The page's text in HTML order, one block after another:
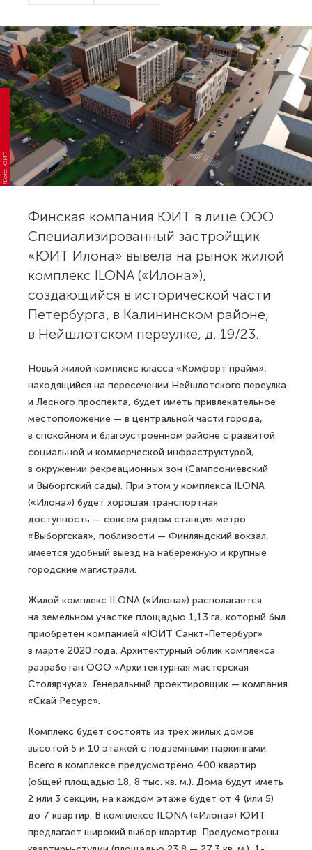
Фото: ЮИТ
Финская компания ЮИТ в лице ООО
Специализированный застройщик
«ЮИТ Илона» вывела на рынок жилой
комплекс ILONA («Илона»),
создающийся в исторической части
Петербурга, в Калининском районе,
в Нейшлотском переулке, д. 19/23.
Новый жилой комплекс класса «Комфорт прайм»,
находящийся на пересечении Нейшлотского переулка
и Лесного проспекта, будет иметь привлекательное
местоположение — в центральной части города,
в спокойном и благоустроенном районе с развитой
социальной и коммерческой инфраструктурой,
в окружении рекреационных зон (Сампсониевский
и Выборгский сады). При этом у комплекса ILONA
(«Илона») будет хорошая транспортная
доступность — совсем рядом станция метро
«Выборгская», поблизости — Финляндский вокзал,
имеется удобный выезд на набережную и крупные
городские магистрали.
Жилой комплекс ILONA («Илона») располагается
на земельном участке площадью 1,13 га, который был
приобретен компанией «ЮИТ Санкт-Петербург»
в марте 2020 года. Архитектурный облик комплекса
разработан ООО «Архитектурная мастерская
Столярчука». Генеральный проектировщик — компания
«Скай Ресурс».
Комплекс будет состоять из трех жилых домов
высотой 5 и 10 этажей с подземными паркингами.
Всего в комплексе предусмотрено 400 квартир
(общей площадью 18, 8 тыс. кв. м.). Дома будут иметь
2 или 3 секции, на каждом этаже будет от 4 (или 5)
до 7 квартир. В комплексе ILONA («Илона») ЮИТ
предлагает широкий выбор квартир. Предусмотрены